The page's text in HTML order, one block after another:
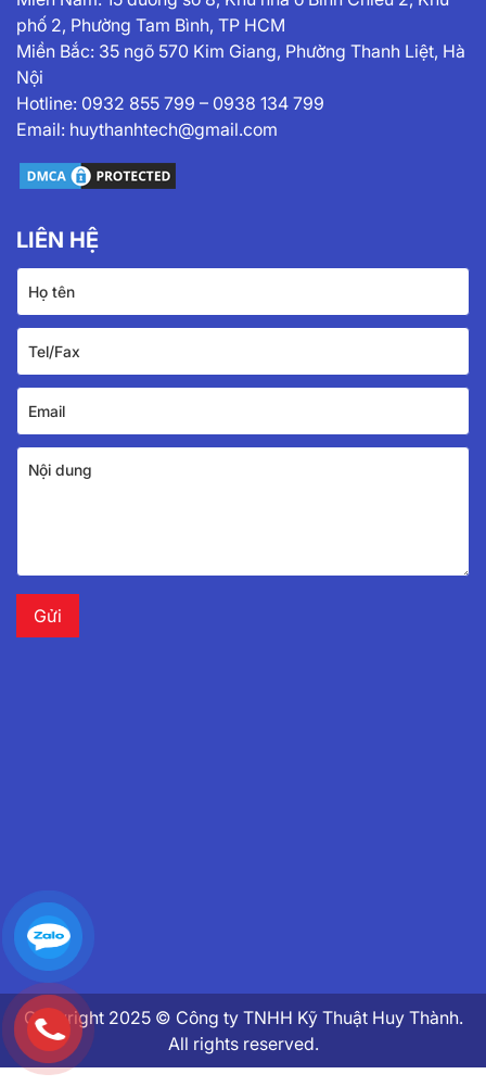
phố 2, Phường Tam Bình, TP HCM
Miền Bắc: 35 ngõ 570 Kim Giang, Phường Thanh Liệt, Hà
Nội
Hotline: 0932 855 799 – 0938 134 799
Email: huythanhtech@gmail.com
LIÊN HỆ
Copyright 2025 © Công ty TNHH Kỹ Thuật Huy Thành.
All rights reserved.